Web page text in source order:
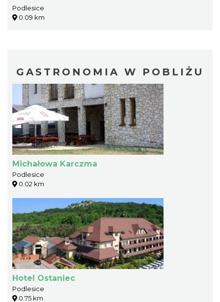
Podlesice
0.09 km
GASTRONOMIA W POBLIŻU
Michałowa Karczma
Podlesice
0.02 km
Hotel Ostaniec
Podlesice
0.75 km